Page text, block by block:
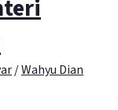
/Wahyu Dian